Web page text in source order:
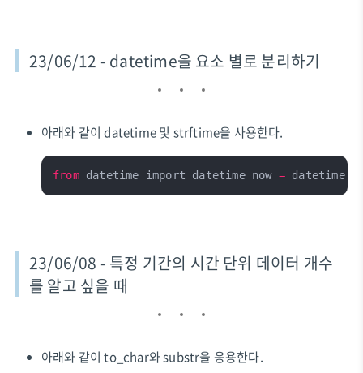
23/06/12 - datetime을 요소 별로 분리하기
아래와 같이 datetime 및 strftime을 사용한다.
from datetime import datetime now =
23/06/08 - 특정 기간의 시간 단위 데이터 개수
를 알고 싶을 때
아래와 같이 to_char와 substr을 응용한다.